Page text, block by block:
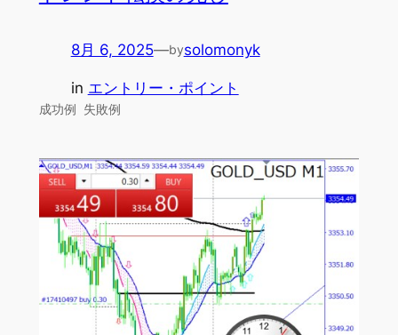
8月 6, 2025—bysolomonyk
in エントリー・ポイント
成功例 失敗例